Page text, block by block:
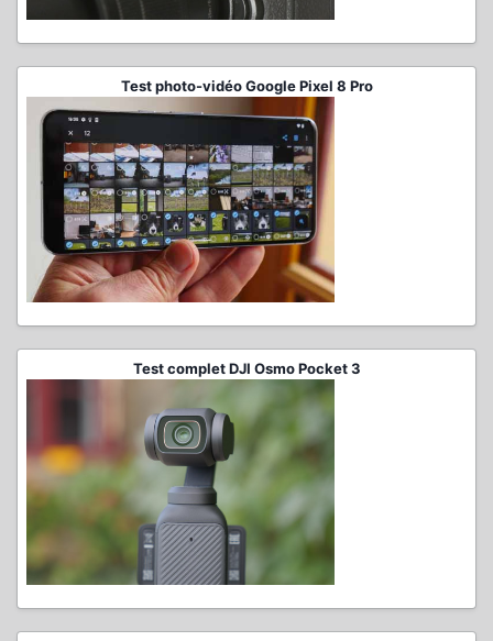
Test photo-vidéo Google Pixel 8 Pro
Test complet DJI Osmo Pocket 3